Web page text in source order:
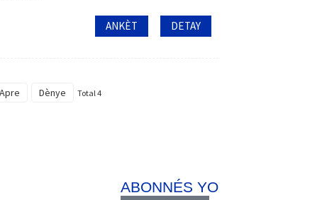
ANKÈT DETAY
Apre Dènye Total 4
ABONNÉS YO